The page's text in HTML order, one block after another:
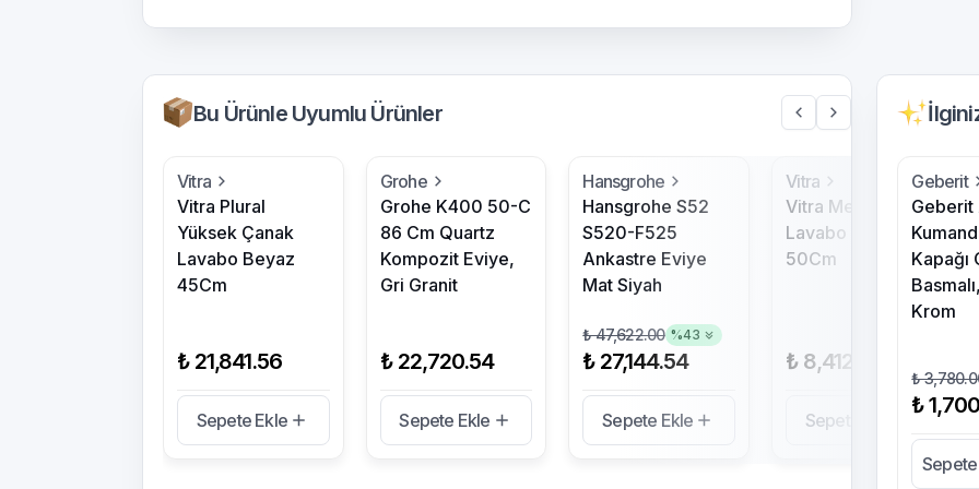
Bu Ürünle Uyumlu Ürünler
Vitra
Vitra Plural
Yüksek Çanak
Lavabo Beyaz
45Cm
₺ 21,841.56
Sepete Ekle
Grohe
Grohe K400 50-C
86 Cm Quartz
Kompozit Eviye,
Gri Granit
₺ 22,720.54
Sepete Ekle
Hansgrohe
Hansgrohe S52
S520-F525
Ankastre Eviye
Mat Siyah
₺ 47,622.00 %43
₺ 27,144.54
Sepete Ekle
Vitra
Vitra Metropole
Lavabo Beyaz
50Cm
₺ 8,412.30
Sepete Ekle
Geberit
Geberit
Kapağı
Krom
₺
₺